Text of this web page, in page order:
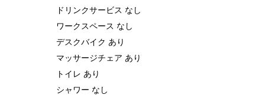
ドリンクサービス なし
ワークスペース なし
デスクバイク あり
マッサージチェア あり
トイレ あり
シャワー なし